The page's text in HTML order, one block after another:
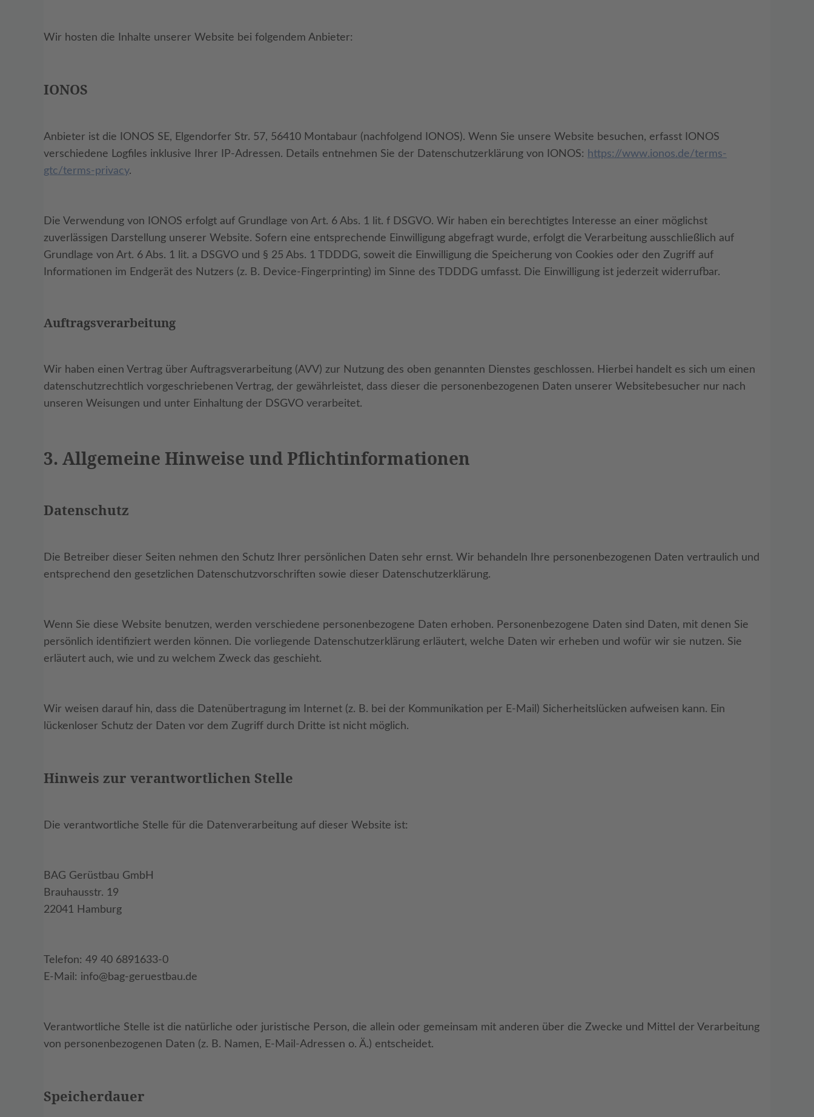
Wir hosten die Inhalte unserer Website bei folgendem Anbieter:
IONOS
Anbieter ist die IONOS SE, Elgendorfer Str. 57, 56410 Montabaur (nachfolgend IONOS). Wenn Sie unsere Website besuchen, erfasst IONOS
verschiedene Logfiles inklusive Ihrer IP-Adressen. Details entnehmen Sie der Datenschutzerklärung von IONOS: https://www.ionos.de/terms-
gtc/terms-privacy.
Die Verwendung von IONOS erfolgt auf Grundlage von Art. 6 Abs. 1 lit. f DSGVO. Wir haben ein berechtigtes Interesse an einer möglichst
zuverlässigen Darstellung unserer Website. Sofern eine entsprechende Einwilligung abgefragt wurde, erfolgt die Verarbeitung ausschließlich auf
Grundlage von Art. 6 Abs. 1 lit. a DSGVO und § 25 Abs. 1 TDDDG, soweit die Einwilligung die Speicherung von Cookies oder den Zugriff auf
Informationen im Endgerät des Nutzers (z. B. Device-Fingerprinting) im Sinne des TDDDG umfasst. Die Einwilligung ist jederzeit widerrufbar.
Auftragsverarbeitung
Wir haben einen Vertrag über Auftragsverarbeitung (AVV) zur Nutzung des oben genannten Dienstes geschlossen. Hierbei handelt es sich um einen
datenschutzrechtlich vorgeschriebenen Vertrag, der gewährleistet, dass dieser die personenbezogenen Daten unserer Websitebesucher nur nach
unseren Weisungen und unter Einhaltung der DSGVO verarbeitet.
3. Allgemeine Hinweise und Pflicht­informationen
Datenschutz
Die Betreiber dieser Seiten nehmen den Schutz Ihrer persönlichen Daten sehr ernst. Wir behandeln Ihre personenbezogenen Daten vertraulich und
entsprechend den gesetzlichen Datenschutzvorschriften sowie dieser Datenschutzerklärung.
Wenn Sie diese Website benutzen, werden verschiedene personenbezogene Daten erhoben. Personenbezogene Daten sind Daten, mit denen Sie
persönlich identifiziert werden können. Die vorliegende Datenschutzerklärung erläutert, welche Daten wir erheben und wofür wir sie nutzen. Sie
erläutert auch, wie und zu welchem Zweck das geschieht.
Wir weisen darauf hin, dass die Datenübertragung im Internet (z. B. bei der Kommunikation per E-Mail) Sicherheitslücken aufweisen kann. Ein
lückenloser Schutz der Daten vor dem Zugriff durch Dritte ist nicht möglich.
Hinweis zur verantwortlichen Stelle
Die verantwortliche Stelle für die Datenverarbeitung auf dieser Website ist:
BAG Gerüstbau GmbH
Brauhausstr. 19
22041 Hamburg
Telefon: 49 40 6891633-0
E-Mail: info@bag-geruestbau.de
Verantwortliche Stelle ist die natürliche oder juristische Person, die allein oder gemeinsam mit anderen über die Zwecke und Mittel der Verarbeitung
von personenbezogenen Daten (z. B. Namen, E-Mail-Adressen o. Ä.) entscheidet.
Speicherdauer